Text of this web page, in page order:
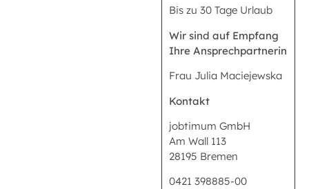
Bis zu 30 Tage Urlaub
Wir sind auf Empfang
Ihre Ansprechpartnerin
Frau Julia Maciejewska
Kontakt
jobtimum GmbH
Am Wall 113
28195 Bremen
0421 398885-00